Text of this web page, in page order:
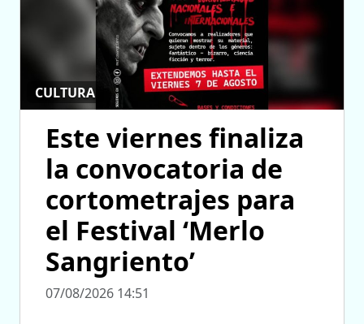
CULTURA
Este viernes finaliza
la convocatoria de
cortometrajes para
el Festival ‘Merlo
Sangriento’
07/08/2026 14:51